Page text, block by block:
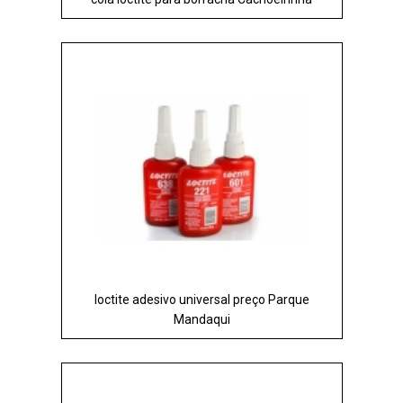
loctite adesivo universal preço Parque
Mandaqui